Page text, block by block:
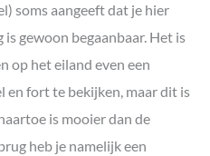
soms aangeeft dat je hier
gewoon begaanbaar. Het is
op het eiland even een
en fort te bekijken, maar dit is
is mooier dan de
heb je namelijk een